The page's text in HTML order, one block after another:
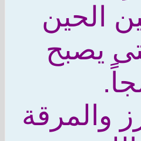
الحين
يصبح
والمرقة